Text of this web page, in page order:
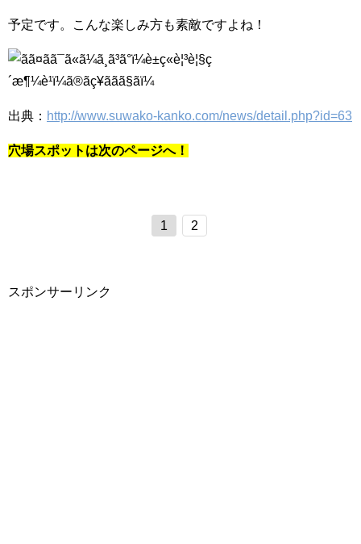
予定です。こんな楽しみ方も素敵ですよね！
出典： http://www.suwako-kanko.com/news/detail.php?id=63
穴場スポットは次のページへ！
1 2
スポンサーリンク